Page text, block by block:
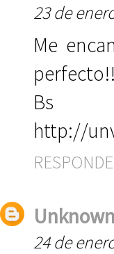
23 de
Me
perfecto!!
Bs
http://
Unknown
24 de